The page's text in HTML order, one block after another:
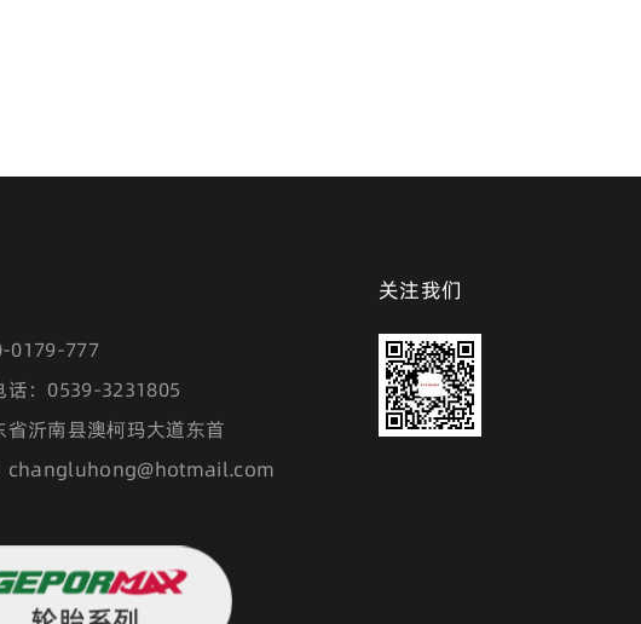
0179-777
： 0539-3231805
省沂南县澳柯玛大道东首
changluhong@hotmail.com
关注我们